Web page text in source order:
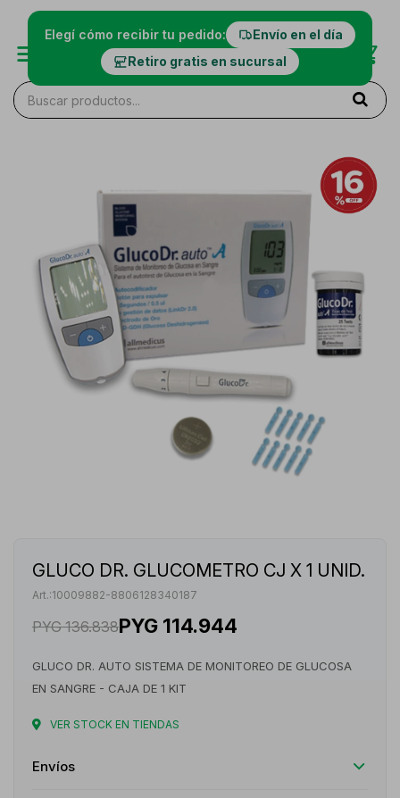
Elegí cómo recibir tu pedido:
Envío en el día
Retiro gratis en sucursal
GLUCO DR. GLUCOMETRO CJ X 1 UNID.
10009882-8806128340187
PYG 136.838PYG 114.944
GLUCO DR. AUTO SISTEMA DE MONITOREO DE GLUCOSA
EN SANGRE - CAJA DE 1 KIT
VER STOCK EN TIENDAS
Envíos